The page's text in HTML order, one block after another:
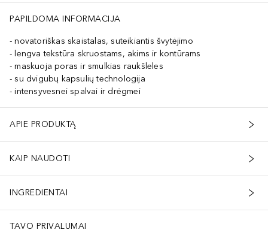
PAPILDOMA INFORMACIJA
novatoriškas skaistalas, suteikiantis švytėjimo
lengva tekstūra skruostams, akims ir kontūrams
maskuoja poras ir smulkias raukšleles
su dvigubų kapsulių technologija
intensyvesnei spalvai ir drėgmei
APIE PRODUKTĄ
KAIP NAUDOTI
INGREDIENTAI
TAVO PRIVALUMAI